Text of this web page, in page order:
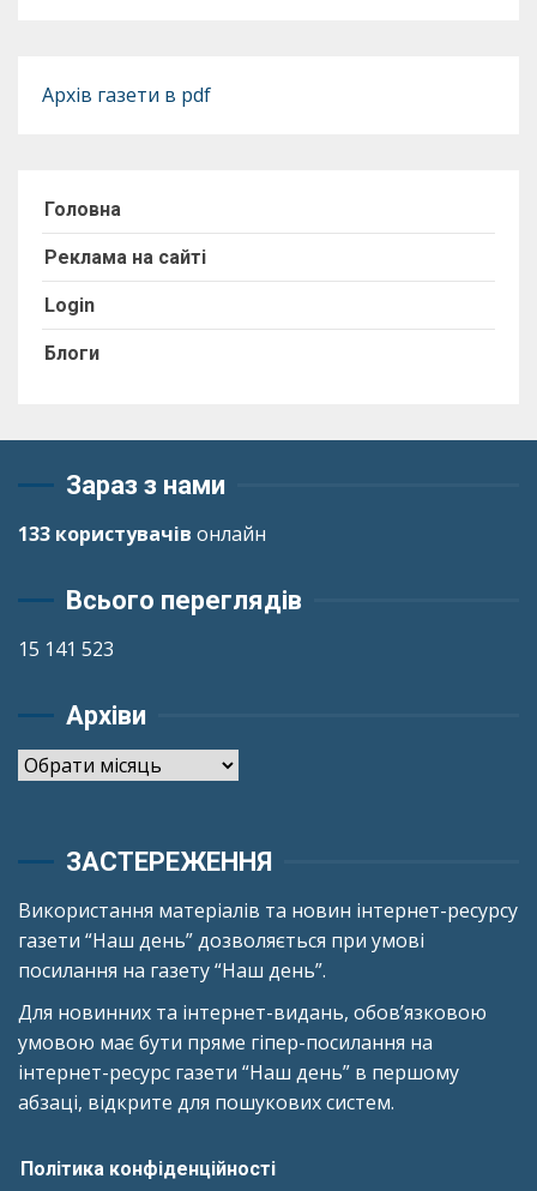
Архів газети в pdf
Головна
Реклама на сайті
Login
Блоги
Зараз з нами
133 користувачів онлайн
Всього переглядів
15 141 523
Архіви
Архіви
ЗАСТЕРЕЖЕННЯ
Використання матеріалів та новин інтернет-ресурсу
газети “Наш день” дозволяється при умові
посилання на газету “Наш день”.
Для новинних та інтернет-видань, обов’язковою
умовою має бути пряме гіпер-посилання на
інтернет-ресурс газети “Наш день” в першому
абзаці, відкрите для пошукових систем.
Політика конфіденційності